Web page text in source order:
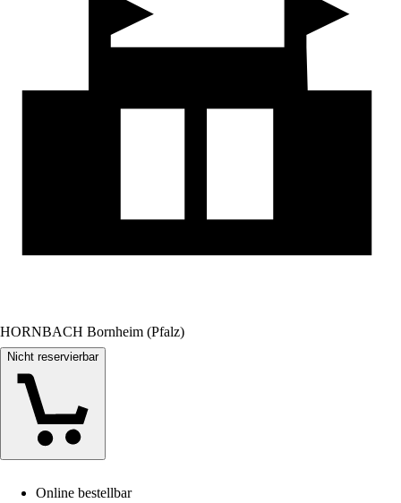
HORNBACH Bornheim (Pfalz)
Nicht reservierbar
Online bestellbar